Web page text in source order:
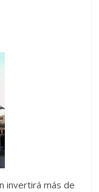
invertirá más de